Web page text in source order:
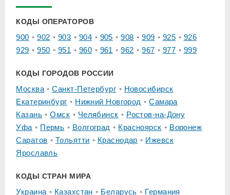
КОДЫ ОПЕРАТОРОВ
900 902 903 904 905 908 909 925
926
929
950 951 960 961 962 967 977 999
КОДЫ ГОРОДОВ РОССИИ
Москва Санкт-Петербург
Новосибирск
Екатеринбург
Нижний Новгород
Самара
Казань
Омск Челябинск
Ростов-на-Дону
Уфа
Пермь Волгоград Красноярск
Воронеж
Саратов
Тольятти Краснодар
Ижевск
Ярославль
КОДЫ СТРАН МИРА
Украина Казахстан Беларусь Германия